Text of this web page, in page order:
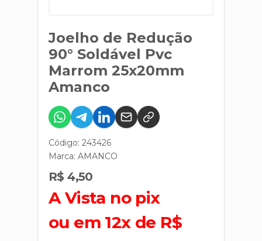
Joelho de Redução
90° Soldável Pvc
Marrom 25x20mm
Amanco
Código: 243426
Marca: AMANCO
R$ 4,50
A Vista no pix
ou em 12x de R$